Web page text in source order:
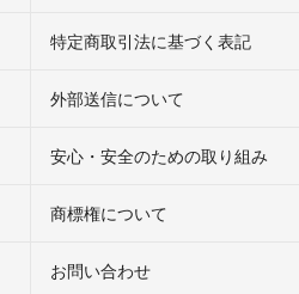
特定商取引法に基づく表記
外部送信について
安心・安全のための取り組み
商標権について
お問い合わせ